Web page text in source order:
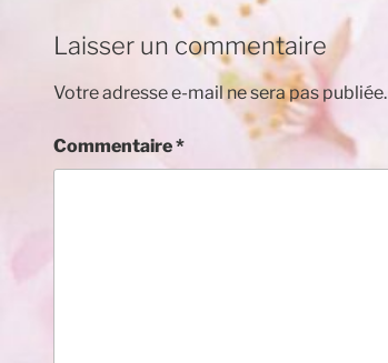
Laisser un commentaire
Votre adresse e-mail ne sera pas publiée.
Commentaire*